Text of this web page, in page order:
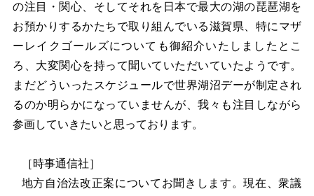
の注目・関心、そしてそれを日本で最大の湖の琵琶湖を
お預かりするかたちで取り組んでいる滋賀県、特にマザ
ーレイクゴールズについても御紹介いたしましたとこ
ろ、大変関心を持って聞いていただいていたようです。
まだどういったスケジュールで世界湖沼デーが制定され
るのか明らかになっていませんが、我々も注目しながら
参画していきたいと思っております。
［時事通信社］
地方自治法改正案についてお聞きします。現在、衆議